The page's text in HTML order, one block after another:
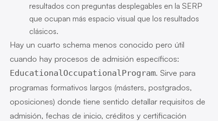
resultados con preguntas desplegables en la SERP
que ocupan más espacio visual que los resultados
clásicos.
Hay un cuarto schema menos conocido pero útil
cuando hay procesos de admisión específicos:
EducationalOccupationalProgram. Sirve para
programas formativos largos (másters, postgrados,
oposiciones) donde tiene sentido detallar requisitos de
admisión, fechas de inicio, créditos y certificación